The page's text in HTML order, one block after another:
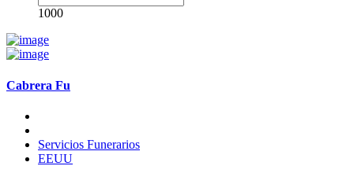
1000
Cabrera Fu
Servicios Funerarios
EEUU